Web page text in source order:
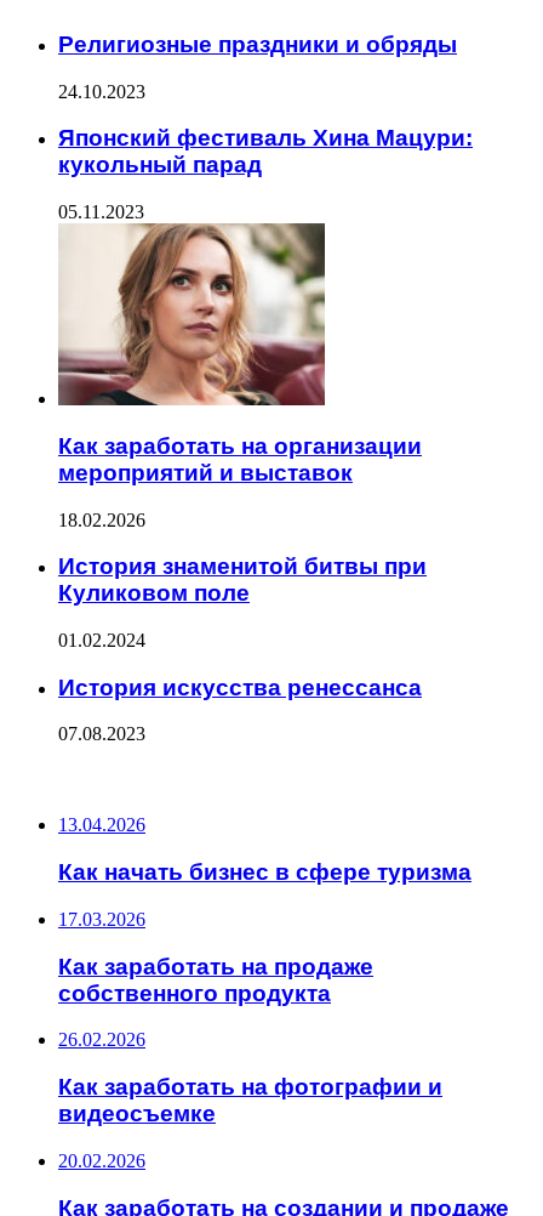
Религиозные праздники и обряды
24.10.2023
Японский фестиваль Хина Мацури:
кукольный парад
05.11.2023
Как заработать на организации
мероприятий и выставок
18.02.2026
История знаменитой битвы при
Куликовом поле
01.02.2024
История искусства ренессанса
07.08.2023
13.04.2026
Как начать бизнес в сфере туризма
17.03.2026
Как заработать на продаже
собственного продукта
26.02.2026
Как заработать на фотографии и
видеосъемке
20.02.2026
Как заработать на создании и продаже